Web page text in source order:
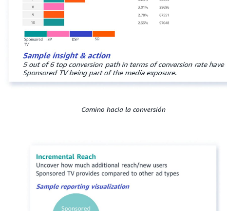
Camino hacia la conversión